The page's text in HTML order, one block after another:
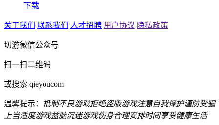
下载
关于我们 联系我们 人才招聘 用户协议 隐私政策
切游微信公众号
扫一扫二维码
或搜索 qieyoucom
温馨提示： 抵制不良游戏拒绝盗版游戏注意自我保护谨防受骗
上当适度游戏益脑沉迷游戏伤身合理安排时间享受健康生活